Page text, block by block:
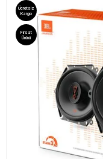
Ücretsiz
Kargo
Fırsat
Ürünü